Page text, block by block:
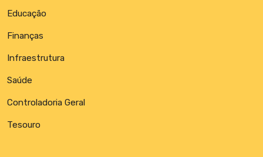
Educação
Finanças
Infraestrutura
Saúde
Controladoria Geral
Tesouro